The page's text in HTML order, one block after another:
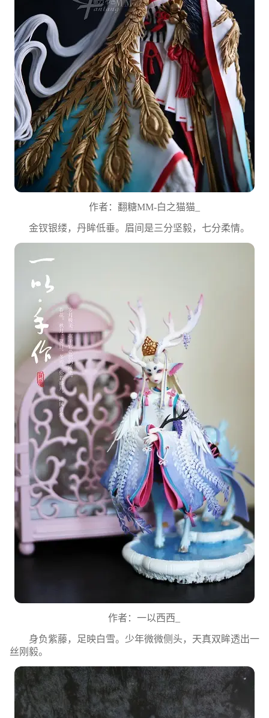
作者：翻糖MM-白之猫猫_
金钗银缕，丹眸低垂。眉间是三分坚毅，七分柔情。
作者：一以西西_
身负紫藤，足映白雪。少年微微侧头，天真双眸透出一
丝刚毅。